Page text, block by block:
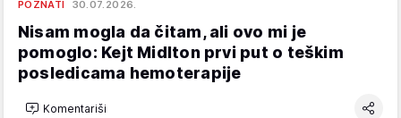
POZNATI 30.07.2026.
Nisam mogla da čitam, ali ovo mi je
pomoglo: Kejt Midlton prvi put o teškim
posledicama hemoterapije
Komentariši